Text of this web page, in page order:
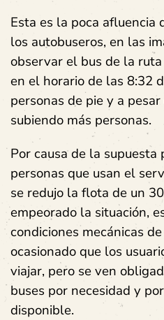
Esta es la poca afluencia
los autobuseros, en las
observar el bus de la
en el horario de las 8:32
personas de pie y a
subiendo más personas.
Por causa de la supuesta
personas que usan el
se redujo la flota de un
empeorado la situación,
condiciones mecánicas
ocasionado que los
viajar, pero se ven
buses por necesidad y
disponible.